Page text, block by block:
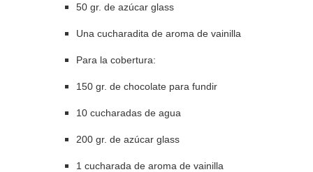
50 gr. de azúcar glass
Una cucharadita de aroma de vainilla
Para la cobertura:
150 gr. de chocolate para fundir
10 cucharadas de agua
200 gr. de azúcar glass
1 cucharada de aroma de vainilla